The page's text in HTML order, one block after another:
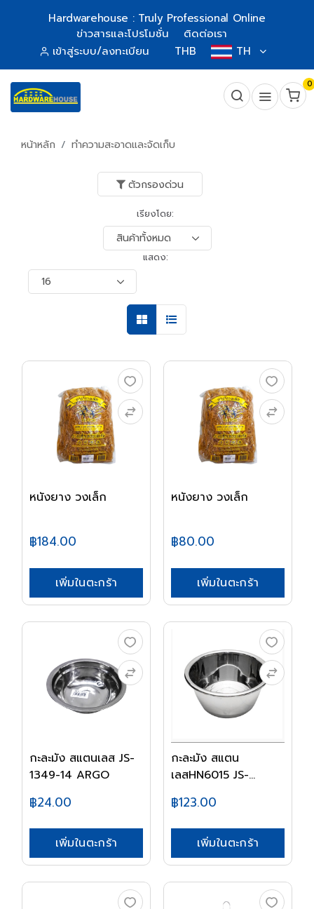
Hardwarehouse : Truly Professional Online
ข่าวสารและโปรโมชั่น
ติดต่อเรา
เข้าสู่ระบบ/ลงทะเบียน
THB TH
0
หน้าหลัก ทำความสะอาดและจัดเก็บ
ตัวกรองด่วน
เรียงโดย:
แสดง:
หนังยาง วงเล็ก
฿184.00
เพิ่มในตะกร้า
หนังยาง วงเล็ก
฿80.00
เพิ่มในตะกร้า
กะละมัง สแตนเลส JS-
1349-14 ARGO
฿24.00
เพิ่มในตะกร้า
กะละมัง สแตน
เลสHN6015 JS-
฿123.00
เพิ่มในตะกร้า